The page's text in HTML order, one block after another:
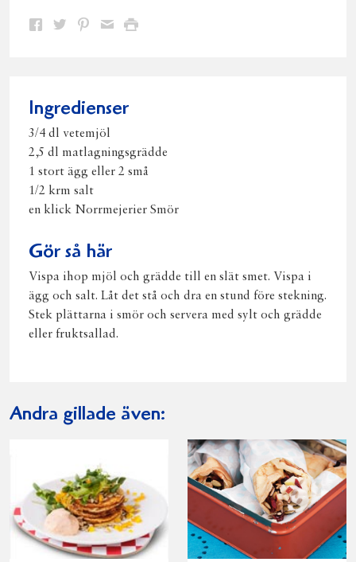
Dela Dela Dela DelaSkriv
Ingredienser
3/4 dl vetemjöl
2,5 dl matlagningsgrädde
1 stort ägg eller 2 små
1/2 krm salt
en klick Norrmejerier Smör
Gör så här
Vispa ihop mjöl och grädde till en slät smet. Vispa i
ägg och salt. Låt det stå och dra en stund före stekning.
Stek plättarna i smör och servera med sylt och grädde
eller fruktsallad.
Andra gillade även: